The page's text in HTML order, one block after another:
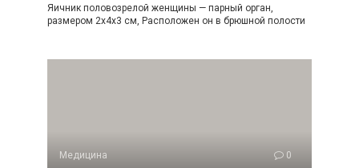
Яичник половозрелой женщины — парный орган,
размером 2x4x3 см, Расположен он в брюшной полости
Медицина 0